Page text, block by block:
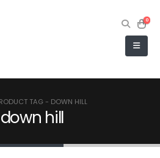
0
TAG - DOWN HILL
hill